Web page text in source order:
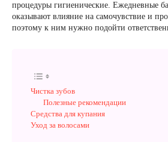
процедуры гигиенические. Ежедневные
оказывают влияние на самочувствие и
поэтому к ним нужно подойти
Чистка зубов
Полезные рекомендации
Средства для купания
Уход за волосами